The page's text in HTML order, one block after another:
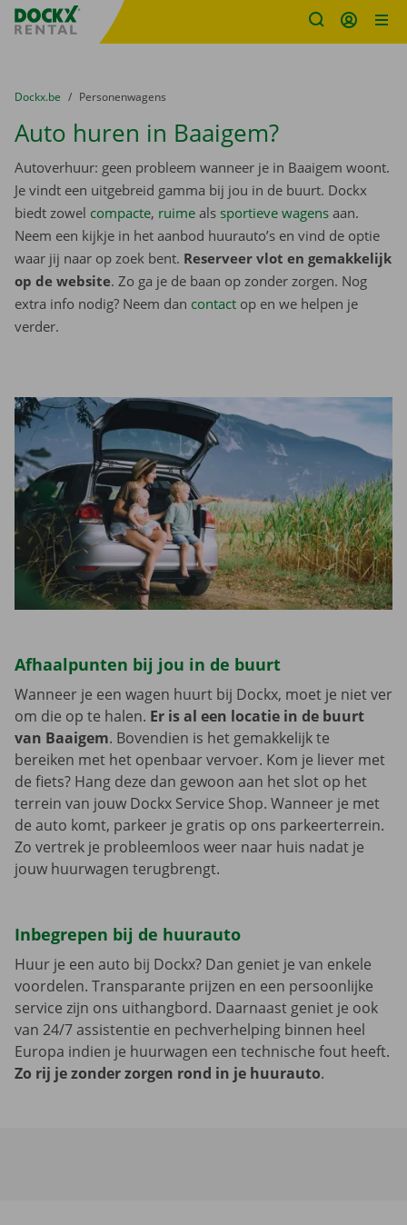
Fratello DEMO
U bevindt zich hier:
van
Dockx.be naar
Personenwagens
Auto huren in Baaigem?
Autoverhuur: geen probleem wanneer je in Baaigem woont.
Je vindt een uitgebreid gamma bij jou in de buurt. Dockx
biedt zowel compacte, ruime als sportieve wagens aan.
Neem een kijkje in het aanbod huurauto’s en vind de optie
waar jij naar op zoek bent. Reserveer vlot en gemakkelijk
op de website. Zo ga je de baan op zonder zorgen. Nog
extra info nodig? Neem dan contact op en we helpen je
verder.
Afhaalpunten bij jou in de buurt
Wanneer je een wagen huurt bij Dockx, moet je niet ver
om die op te halen. Er is al een locatie in de buurt
van Baaigem. Bovendien is het gemakkelijk te
bereiken met het openbaar vervoer. Kom je liever met
de fiets? Hang deze dan gewoon aan het slot op het
terrein van jouw Dockx Service Shop. Wanneer je met
de auto komt, parkeer je gratis op ons parkeerterrein.
Zo vertrek je probleemloos weer naar huis nadat je
jouw huurwagen terugbrengt.
Inbegrepen bij de huurauto
Huur je een auto bij Dockx? Dan geniet je van enkele
voordelen. Transparante prijzen en een persoonlijke
service zijn ons uithangbord. Daarnaast geniet je ook
van 24/7 assistentie en pechverhelping binnen heel
Europa indien je huurwagen een technische fout heeft.
Zo rij je zonder zorgen rond in je huurauto.